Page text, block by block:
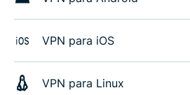
VPN para iOS
VPN para Linux